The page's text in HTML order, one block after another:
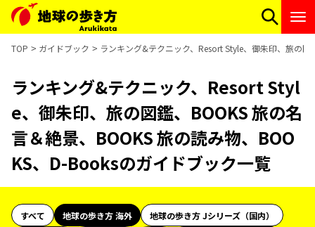
TOP ガイドブック ランキング&テクニック、Resort Style、御朱印、旅の
ランキング&テクニック、Resort Styl
e、御朱印、旅の図鑑、BOOKS 旅の名
言＆絶景、BOOKS 旅の読み物、BOO
KS、D-Booksのガイドブック一覧
すべて 地球の歩き方 海外
地球の歩き方 Jシリーズ（国内）